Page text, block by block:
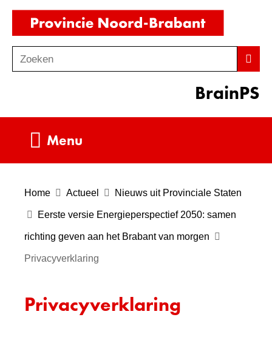
Ga
de
inhoud
o
Zoeken
BrainPS
Menu
Home Actueel Nieuws uit Provinciale Staten
Eerste versie Energieperspectief 2050: samen
richting geven aan het Brabant van morgen
Privacyverklaring
Privacyverklaring